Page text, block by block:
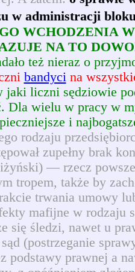
w administracji
WCHODZENIA
NA TO
też nieraz o
bandycina
jaki liczni sędziowie
Dla wielu w pracy w
i
rodzaju
zupełny brak
— rzecz
tropem, także by
trwania umowy
mafijne w rodzaju
się śledzi, nawet u
(postrzeganie
podstawy prawnej a